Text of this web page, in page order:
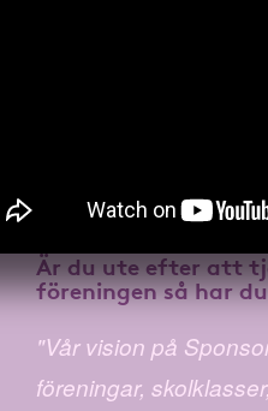
Är du ute efter att
föreningenså har
"Vår vision på
föreningar,